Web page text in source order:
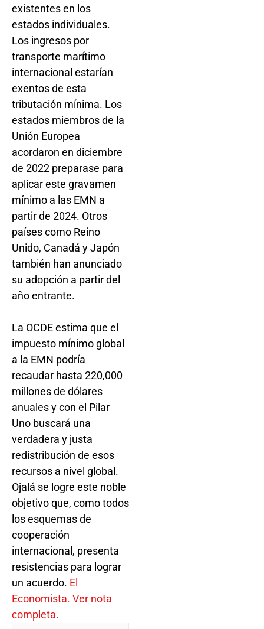
existentes en los
estados individuales.
Los ingresos por
transporte marítimo
internacional estarían
exentos de esta
tributación mínima. Los
estados miembros de la
Unión Europea
acordaron en diciembre
de 2022 preparase para
aplicar este gravamen
mínimo a las EMN a
partir de 2024. Otros
países como Reino
Unido, Canadá y Japón
también han anunciado
su adopción a partir del
año entrante.
La OCDE estima que el
impuesto mínimo global
a la EMN podría
recaudar hasta 220,000
millones de dólares
anuales y con el Pilar
Uno buscará una
verdadera y justa
redistribución de esos
recursos a nivel global.
Ojalá se logre este noble
objetivo que, como todos
los esquemas de
cooperación
internacional, presenta
resistencias para lograr
un acuerdo. El
Economista. Ver nota
completa.